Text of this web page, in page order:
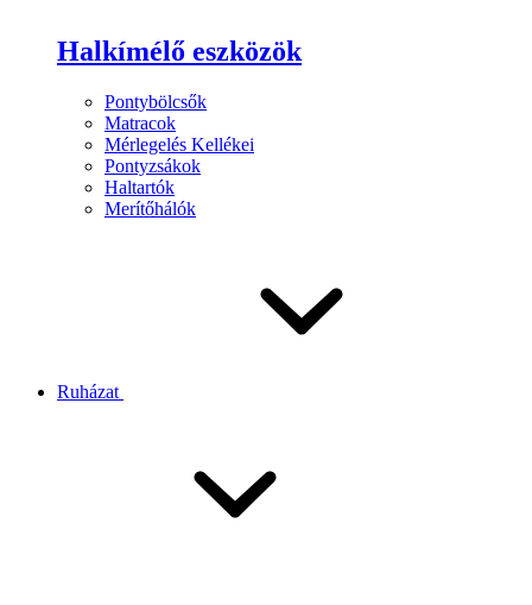
Halkímélő eszközök
Pontybölcsők
Matracok
Mérlegelés Kellékei
Pontyzsákok
Haltartók
Merítőhálók
Ruházat